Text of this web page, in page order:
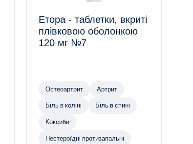
Етора - таблетки, вкриті
плівковою оболонкою
120 мг №7
Остеоартрит Артрит
Біль в коліні Біль в спині
Коксиби
Нестероїдні протизапальні